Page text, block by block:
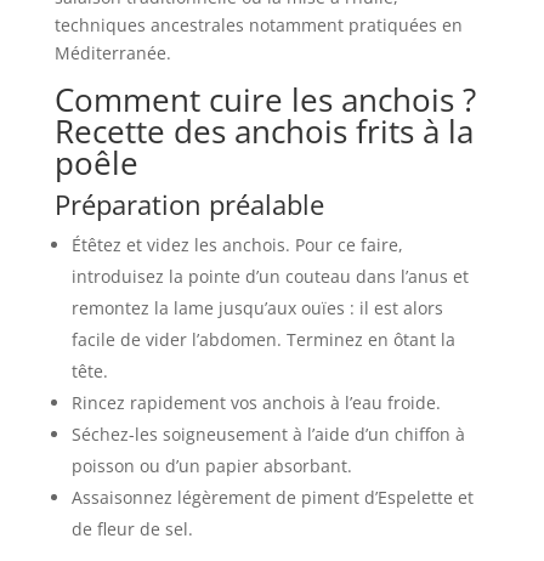
techniques ancestrales notamment pratiquées en
Méditerranée.
Comment cuire les anchois ?
Recette des anchois frits à la
poêle
Préparation préalable
Étêtez et videz les anchois. Pour ce faire,
introduisez la pointe d’un couteau dans l’anus et
remontez la lame jusqu’aux ouïes : il est alors
facile de vider l’abdomen. Terminez en ôtant la
tête.
Rincez rapidement vos anchois à l’eau froide.
Séchez-les soigneusement à l’aide d’un chiffon à
poisson ou d’un papier absorbant.
Assaisonnez légèrement de piment d’Espelette et
de fleur de sel.